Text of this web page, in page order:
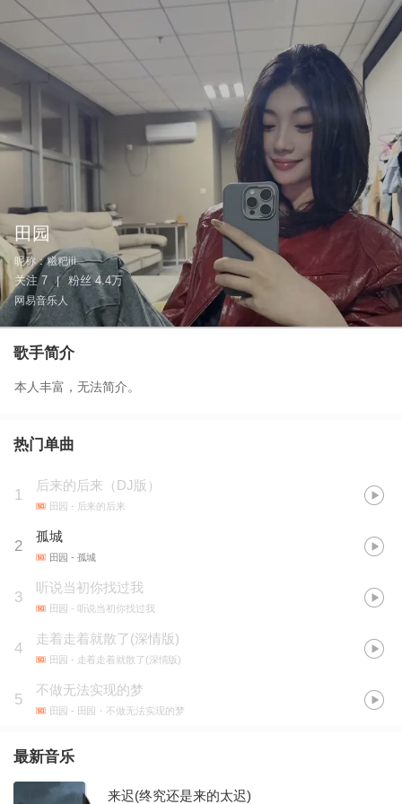
田园
昵称：糍粑iii
关注 7 | 粉丝 4.4万
网易音乐人
歌手简介
本人丰富，无法简介。
热门单曲
1
后来的后来（DJ版）
田园 - 后来的后来
2
孤城
田园 - 孤城
3
听说当初你找过我
田园 - 听说当初你找过我
4
走着走着就散了(深情版)
田园 - 走着走着就散了(深情版)
5
不做无法实现的梦
田园 - 田园・不做无法实现的梦
最新音乐
来迟(终究还是来的太迟)